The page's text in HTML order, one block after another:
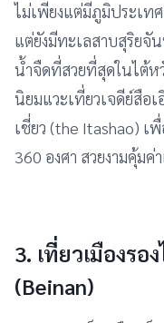
ไม่เพียงแต่มีภูมิประเท
แต่ยังมีทะเลสาบสุริยจั
น้ำจืดที่สวยที่สุดในไต้ห
นิยมแวะเที่ยวเจดีย์สือ
เชี่ยว (the Itashao) เ
360 องศา สวยงามคุ้มค่
3. เที่ยวเมืองรอ
(Beinan)